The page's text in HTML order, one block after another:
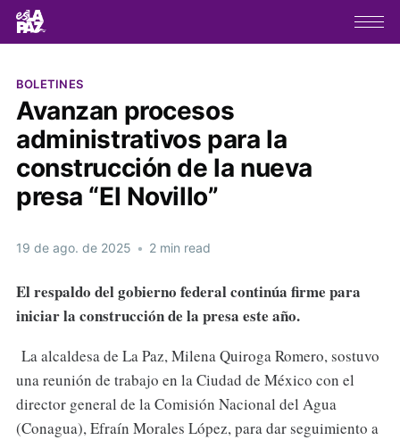
BOLETINES
Avanzan procesos
administrativos para la
construcción de la nueva
presa “El Novillo”
19 de ago. de 2025 • 2 min read
El respaldo del gobierno federal continúa firme para
iniciar la construcción de la presa este año.
La alcaldesa de La Paz, Milena Quiroga Romero, sostuvo
una reunión de trabajo en la Ciudad de México con el
director general de la Comisión Nacional del Agua
(Conagua), Efraín Morales López, para dar seguimiento a